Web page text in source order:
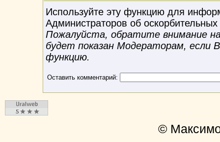
Используйте эту функцию для
Администраторов об
Пожалуйста, обратите внимание
будет показан Модераторам, если
функцию.
Оставить комментарий:
©